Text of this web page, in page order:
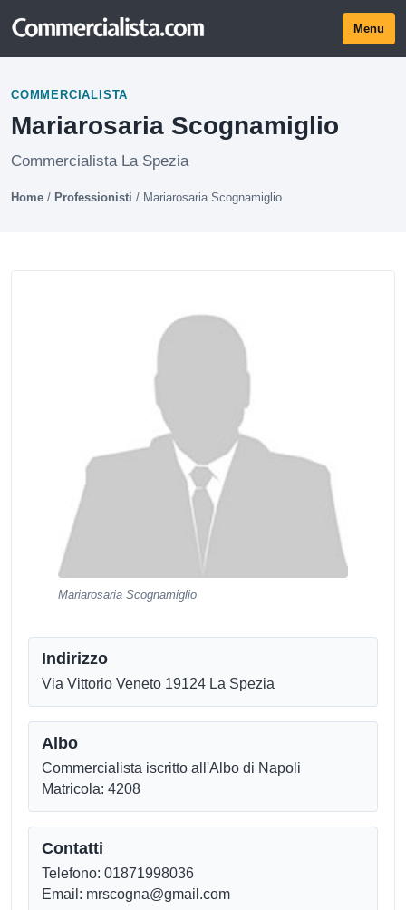
Menu
COMMERCIALISTA
Mariarosaria Scognamiglio
Commercialista La Spezia
Home / Professionisti / Mariarosaria Scognamiglio
Mariarosaria Scognamiglio
Indirizzo
Via Vittorio Veneto 19124 La Spezia
Albo
Commercialista iscritto all'Albo di Napoli
Matricola: 4208
Contatti
Telefono: 01871998036
Email: mrscogna@gmail.com